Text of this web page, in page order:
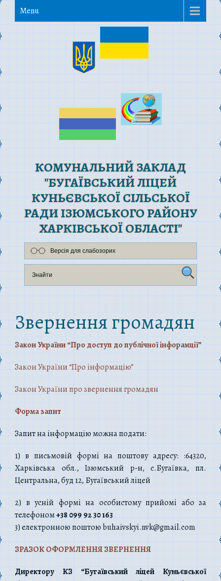
Menu
КОМУНАЛЬНИЙ ЗАКЛАД
"БУГАЇВСЬКИЙ ЛІЦЕЙ
КУНЬЄВСЬКОЇ СІЛЬСЬКОЇ
РАДИ ІЗЮМСЬКОГО РАЙОНУ
ХАРКІВСЬКОЇ ОБЛАСТІ"
Версія для слабозорих
Звернення громадян
Закон України “Про доступ до публічної інфорамції”
Закон України “Про інформацію”
Закон України про звернення громадян
Форма запит
Запит на інформацію можна подати:
1) в письмовій формі на поштову адресу: :64320,
Харківська обл., Ізюмський р-н,с.Бугаївка,пл.
Центральна, буд 12, Бугаївський ліцей
2) в усній формі на особистому прийомі або за
телефоном+38 099 92 30 163
3) електронною поштоюbuhaivskyi.nvk@gmail.com
ЗРАЗОК ОФОРМЛЕННЯ ЗВЕРНЕННЯ
Директору КЗ “Бугаївський ліцей Куньєвської